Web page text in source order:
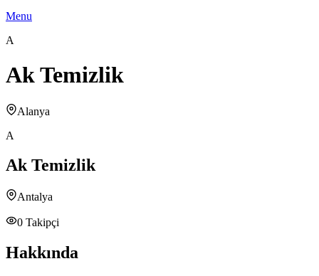
Menu
A
Ak Temizlik
Alanya
A
Ak Temizlik
Antalya
0 Takipçi
Hakkında